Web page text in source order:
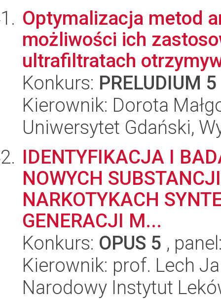
Optymalizacja metod
możliwości ich
ultrafiltratach
Konkurs: PRELUDIUM 5
Kierownik: Dorota
Uniwersytet Gdański,
IDENTYFIKACJA I
NOWYCH
NARKOTYKACH
GENERACJI M...
Konkurs: OPUS 5 ,
Kierownik: prof. Lech
Narodowy Instytut